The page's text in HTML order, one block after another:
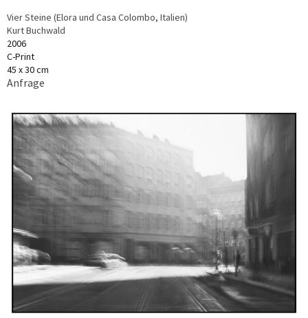
Vier Steine (Elora und Casa Colombo, Italien)
Kurt Buchwald
2006
C-Print
45 x 30 cm
Anfrage